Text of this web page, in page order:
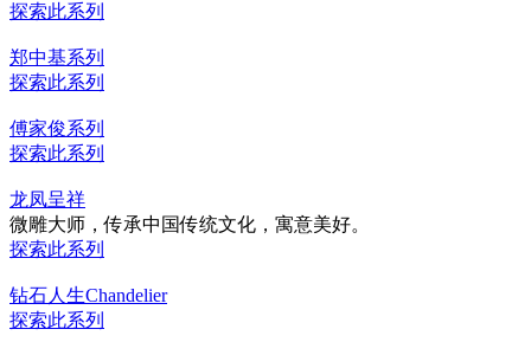
探索此系列
郑中基系列
探索此系列
傅家俊系列
探索此系列
龙凤呈祥
微雕大师，传承中国传统文化，寓意美好。
探索此系列
钻石人生Chandelier
探索此系列